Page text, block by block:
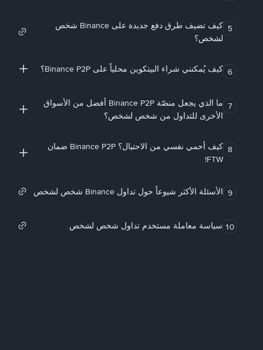
5
كيف تضيف طرق دفع جديدة على Binance شخص
لشخص؟
6 كيف يُمكنني شراء البيتكوين محلياً على Binance P2P؟
7
ما الذي يجعل منصّة Binance P2P أفضل من الأسواق
الأخرى للتداول من شخص لشخص؟
8
كيف أحمي نفسي من الاحتيال؟ Binance P2P ضمان
FTW!
9 الأسئلة الأكثر شيوعاً حول تداول Binance شخص لشخص
10 سياسة معاملة مستخدم تداول شخص لشخص